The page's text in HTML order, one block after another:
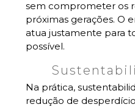
sem comprometer os
próximas gerações. O
atua justamente para
possível.
Na prática,
redução de